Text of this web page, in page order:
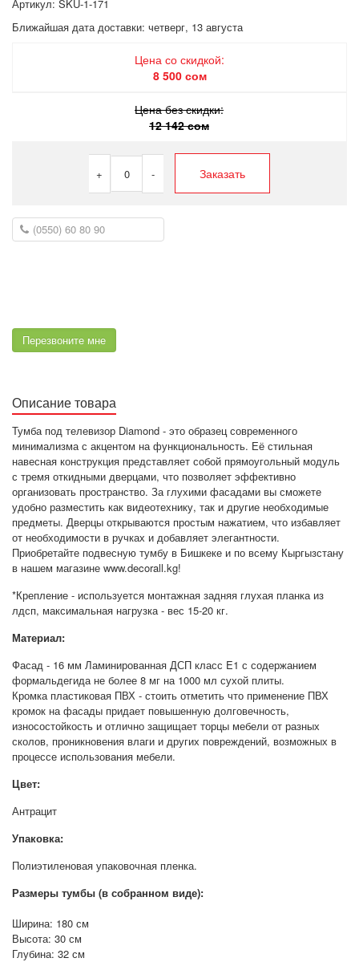
Артикул: SKU-1-171
Ближайшая дата доставки: четверг, 13 августа
Цена со скидкой:
8 500 сом
Цена без скидки:
12 142 сом
+ 0 - Заказать
Перезвоните мне
Описание товара
Тумба под телевизор Diamond - это образец современного
минимализма с акцентом на функциональность. Её стильная
навесная конструкция представляет собой прямоугольный модуль
с тремя откидными дверцами, что позволяет эффективно
организовать пространство. За глухими фасадами вы сможете
удобно разместить как видеотехнику, так и другие необходимые
предметы. Дверцы открываются простым нажатием, что избавляет
от необходимости в ручках и добавляет элегантности.
Приобретайте подвесную тумбу в Бишкеке и по всему Кыргызстану
в нашем магазине www.decorall.kg!
*Крепление - используется монтажная задняя глухая планка из
лдсп, максимальная нагрузка - вес 15-20 кг.
Материал:
Фасад - 16 мм Ламинированная ДСП класс E1 с содержанием
формальдегида не более 8 мг на 1000 мл сухой плиты.
Кромка пластиковая ПВХ - стоить отметить что применение ПВХ
кромок на фасады придает повышенную долговечность,
износостойкость и отлично защищает торцы мебели от разных
сколов, проникновения влаги и других повреждений, возможных в
процессе использования мебели.
Цвет:
Антрацит
Упаковка:
Полиэтиленовая упаковочная пленка.
Размеры тумбы (в собранном виде):
Ширина: 180 см
Высота: 30 см
Глубина: 32 см